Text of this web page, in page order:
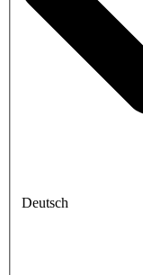
Deutsch